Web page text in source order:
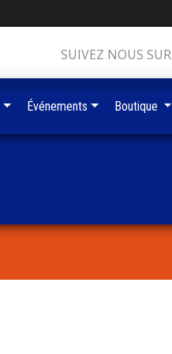
SUIVEZ NOUS SUR
Événements Boutique